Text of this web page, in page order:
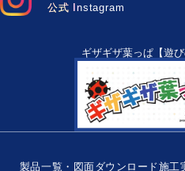
公式 Instagram
ギザギザ葉っぱ【遊び
製品一覧・図面ダウンロード施工